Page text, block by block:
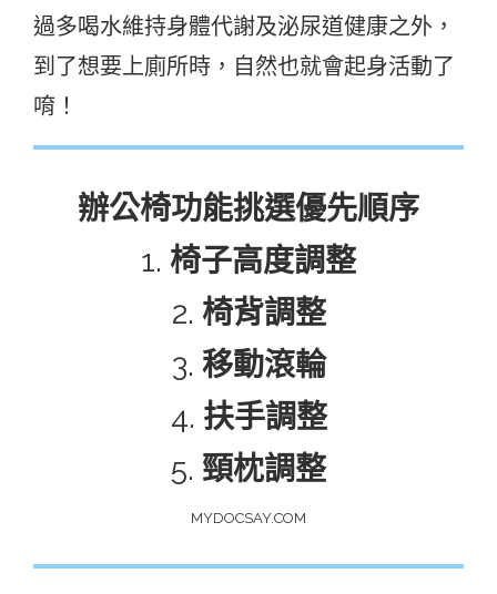
過多喝水維持身體代謝及泌尿道健康之外，
到了想要上廁所時，自然也就會起身活動了
唷！
辦公椅功能挑選優先順序
1. 椅子高度調整
2. 椅背調整
3. 移動滾輪
4. 扶手調整
5. 頸枕調整
MYDOCSAY.COM